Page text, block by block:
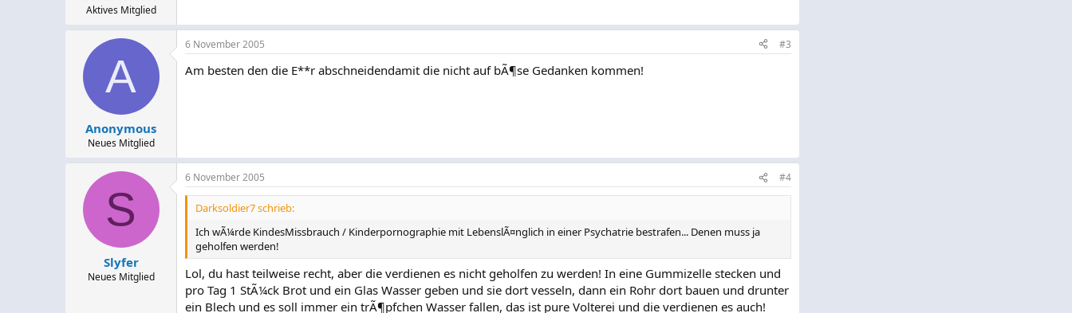
Aktives Mitglied
A
Anonymous
Neues Mitglied
6 November 2005 #3
Am besten den die E**r abschneidendamit die nicht auf bÃ¶se Gedanken kommen!
S
Slyfer
Neues Mitglied
6 November 2005 #4
Darksoldier7 schrieb:
Ich wÃ¼rde KindesMissbrauch / Kinderpornographie mit LebenslÃ¤nglich in einer Psychatrie bestrafen... Denen muss ja
geholfen werden!
Lol, du hast teilweise recht, aber die verdienen es nicht geholfen zu werden! In eine Gummizelle stecken und
pro Tag 1 StÃ¼ck Brot und ein Glas Wasser geben und sie dort vesseln, dann ein Rohr dort bauen und drunter
ein Blech und es soll immer ein trÃ¶pfchen Wasser fallen, das ist pure Volterei und die verdienen es auch!